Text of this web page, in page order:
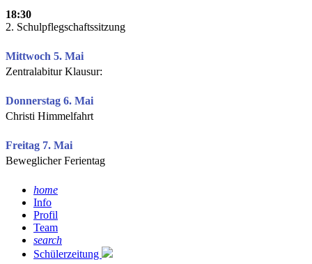
18:30
2. Schulpflegschaftssitzung
Mittwoch 5. Mai
Zentralabitur Klausur:
Donnerstag 6. Mai
Christi Himmelfahrt
Freitag 7. Mai
Beweglicher Ferientag
home
Info
Profil
Team
search
Schülerzeitung